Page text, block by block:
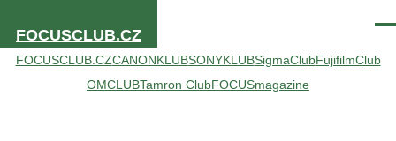
FOCUSCLUB.CZ
FOCUSCLUB.CZCANONKLUBSONYKLUBSigmaClubFujifilmClub
OMCLUBTamron ClubFOCUSmagazine